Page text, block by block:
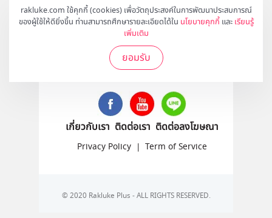
rakluke.com ใช้คุกกี้ (cookies) เพื่อวัตถุประสงค์ในการพัฒนาประสบการณ์
ของผู้ใช้ให้ดียิ่งขึ้น ท่านสามารถศึกษารายละเอียดได้ใน นโยบายคุกกี้ และ เรียนรู้
เพิ่มเติม
ยอมรับ
สมัคร
ติดตามเราได้ที่
เกี่ยวกับเรา ติดต่อเรา ติดต่อลงโฆษณา
Privacy Policy | Term of Service
© 2020 Rakluke Plus - ALL RIGHTS RESERVED.